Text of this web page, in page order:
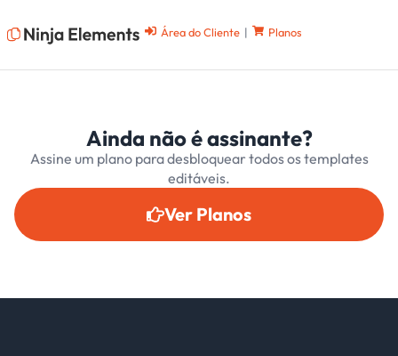
Área do Cliente | Planos
Ainda não é assinante?
Assine um plano para desbloquear todos os templates
editáveis.
Ver Planos